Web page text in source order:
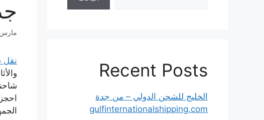
مارس 10, 2024
نقل Recent Posts
الخليج للشحن الدولي – من جدة
gulfinternationalshipping.com